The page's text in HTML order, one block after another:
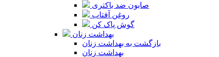
صابون ضد باکتری
روغن آفتاب
گوش پاک کن
بهداشت زنان
بازگشت به بهداشت زنان
بهداشت زنان